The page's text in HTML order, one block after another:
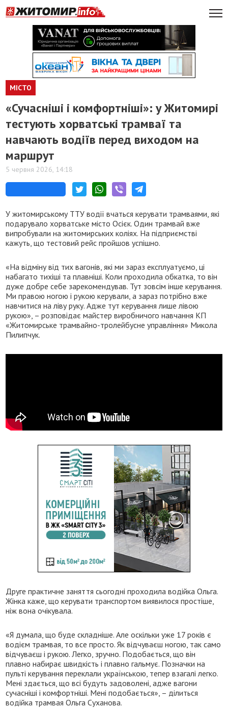
МІСТО
«Сучасніші і комфортніші»: у Житомирі
тестують хорватські трамваї та
навчають водіїв перед виходом на
маршрут
5 червня 2026, 14:18
У житомирському ТТУ водії вчаться керувати трамваями, які
подарувало хорватське місто Осієк. Один трамвай вже
випробували на житомирських коліях. На підприємстві
кажуть, що тестовий рейс пройшов успішно.
«На відміну від тих вагонів, які ми зараз експлуатуємо, ці
набагато тихіші та плавніші. Коли проходила обкатка, то він
дуже добре себе зарекомендував. Тут зовсім інше керування.
Ми правою ногою і рукою керували, а зараз потрібно вже
навчитися на ліву руку. Адже тут керування лише лівою
рукою», – розповідає майстер виробничого навчання КП
«Житомирське трамвайно-тролейбусне управління» Микола
Пилипчук.
Друге практичне заняття сьогодні проходила водійка Ольга.
Жінка каже, що керувати транспортом виявилося простіше,
ніж вона очікувала.
«Я думала, що буде складніше. Але оскільки уже 17 років є
водієм трамвая, то все просто. Як відчуваєш ногою, так само
відчуваєш і рукою. Легко, зручно. Подобається, що він
плавно набирає швидкість і плавно гальмує. Позначки на
пульті керування переклали українською, тепер взагалі легко.
Мені здається, що всі будуть задоволені, адже вагони
сучасніші і комфортніші. Мені подобається», – ділиться
водійка трамвая Ольга Суханова.